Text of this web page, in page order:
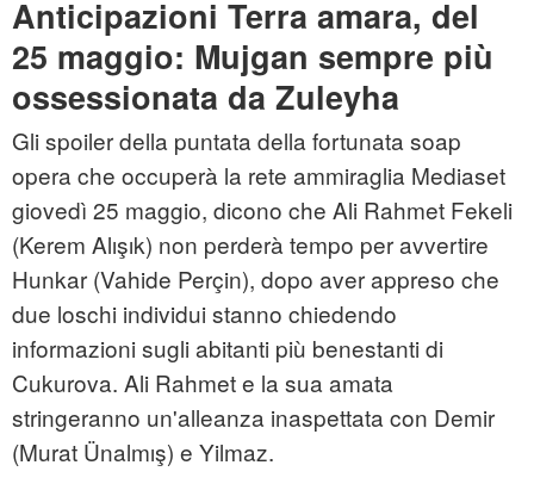
Anticipazioni Terra amara, del
25 maggio: Mujgan sempre più
ossessionata da Zuleyha
Gli spoiler della puntata della fortunata soap
opera che occuperà la rete ammiraglia Mediaset
giovedì 25 maggio, dicono che Ali Rahmet Fekeli
(Kerem Alışık) non perderà tempo per avvertire
Hunkar (Vahide Perçin), dopo aver appreso che
due loschi individui stanno chiedendo
informazioni sugli abitanti più benestanti di
Cukurova. Ali Rahmet e la sua amata
stringeranno un'alleanza inaspettata con Demir
(Murat Ünalmış) e Yilmaz.